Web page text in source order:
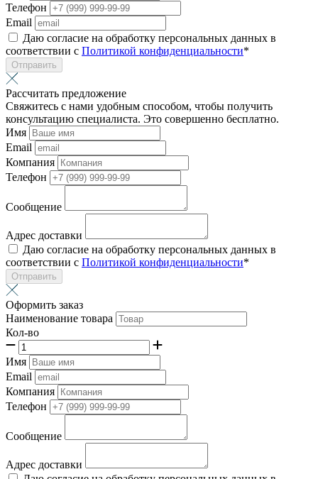
Телефон
Email
Даю согласие на обработку персональных данных в
соответствии с Политикой конфиденциальности*
Отправить
Рассчитать предложение
Свяжитесь с нами удобным способом, чтобы получить
консультацию специалиста. Это совершенно бесплатно.
Имя
Email
Компания
Телефон
Сообщение
Адрес доставки
Даю согласие на обработку персональных данных в
соответствии с Политикой конфиденциальности*
Отправить
Оформить заказ
Наименование товара
Кол-во
Имя
Email
Компания
Телефон
Сообщение
Адрес доставки